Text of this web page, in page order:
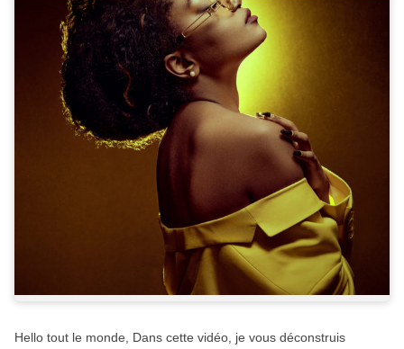
Hello tout le monde, Dans cette vidéo, je vous déconstruis